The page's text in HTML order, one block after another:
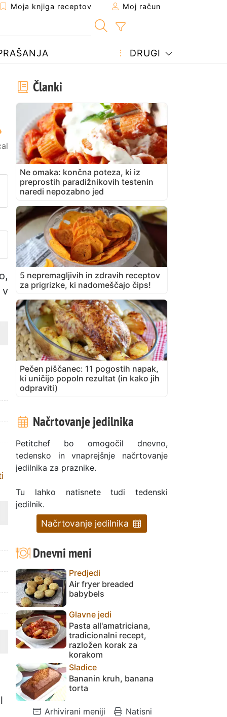
Moja knjiga receptov Moj račun
DRUGI
vprašanje avtorju
svojo fotografijo tega
v
Članki
Ne omaka: končna poteza, ki iz
preprostih paradižnikovih testenin
naredi nepozabno jed
5 nepremagljivih in zdravih receptov
za prigrizke, ki nadomeščajo čips!
Pečen piščanec: 11 pogostih napak,
ki uničijo popoln rezultat (in kako jih
odpraviti)
Načrtovanje jedilnika
Petitchef bo omogočil dnevno,
tedensko in vnaprejšnje načrtovanje
jedilnika za praznike.
Tu lahko natisnete tudi tedenski
jedilnik.
Načrtovanje jedilnika
Dnevni meni
Predjedi
Air fryer breaded
babybels
Glavne jedi
Pasta all'amatriciana,
tradicionalni recept,
razložen korak za
korakom
Sladice
Bananin kruh, banana
torta
Arhivirani meniji Natisni